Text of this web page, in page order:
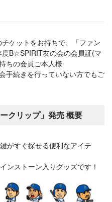
ケットをお持ちで、「ファン
B☆SPIRIT友の会の会員証(マ
ちの会員ご本人様
手続きを行っていない方でもご
クリップ」発売 概要
がすぐ探せる便利なアイテ
ンストーン入りグッズです！